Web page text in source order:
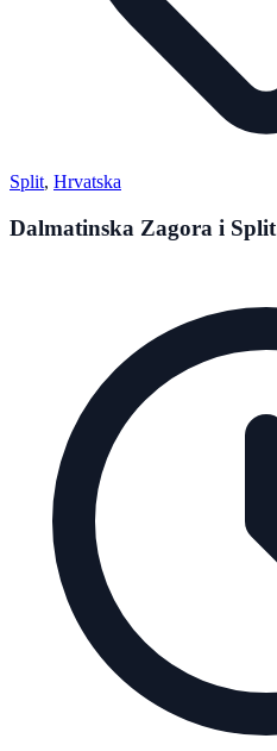
Split, Hrvatska
Dalmatinska Zagora i Split